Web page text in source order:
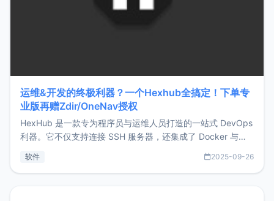
运维&开发的终极利器？一个Hexhub全搞定！下单专
业版再赠Zdir/OneNav授权
HexHub 是一款专为程序员与运维人员打造的一站式 DevOps
利器。它不仅支持连接 SSH 服务器，还集成了 Docker 与常
件间频繁切换，仅凭 HexHub 即可同时搞定运维与数据库操
软件 2025-09-26